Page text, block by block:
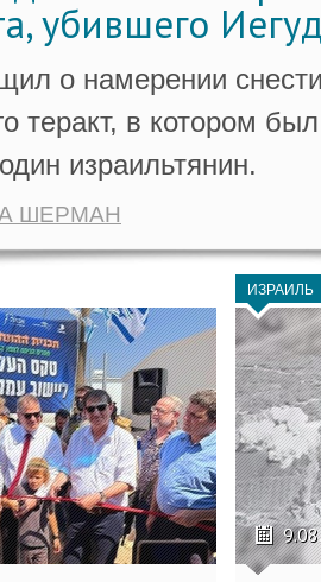
убившего
о намерении
теракт, в котором
израильтянин.
ШЕРМАН
ИЗРАИЛЬ